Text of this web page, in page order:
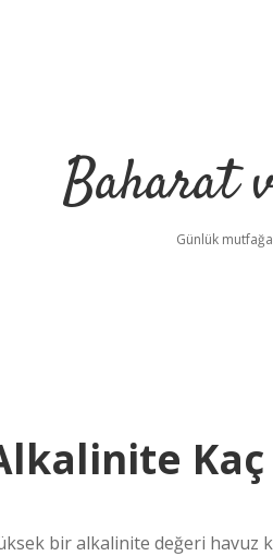
Baharat
Günlük
Kaç
bir alkalinite değeri havuz